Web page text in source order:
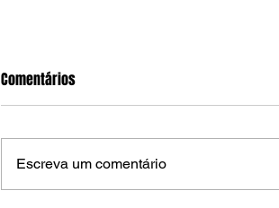
Comentários
Escreva um comentário